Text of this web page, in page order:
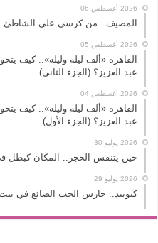
2026 أغسطس 06
المصيف.. من كرسي على الشاطئ
2026 أغسطس 05
القاهرة «ألف ليلة وليلة».. كيف
عبد العزيز؟ (الجزء الثاني)
2026 أغسطس 04
القاهرة «ألف ليلة وليلة».. كيف
عبد العزيز؟ (الجزء الأول)
2026 يوليو 30
حين يتنفس الحجر.. المكان كبطل
2026 يوليو 29
كيوبيد.. حارس الحب الضائع في بيت